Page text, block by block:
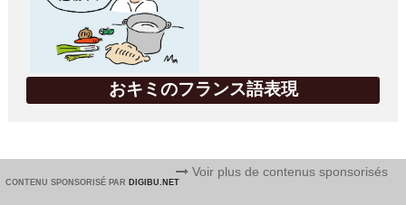
おキミのフランス語表現
CONTENU SPONSORISÉ PAR DIGIBU.NET
Voir plus de contenus sponsorisés